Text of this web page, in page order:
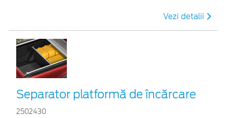
Vezi detalii
Separator platformă de încărcare
2502430